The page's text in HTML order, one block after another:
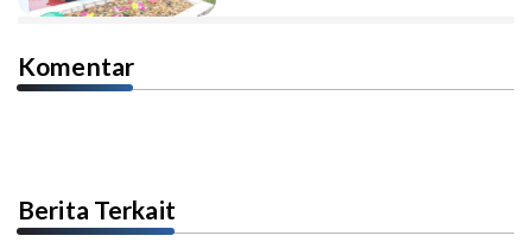
Komentar
Berita Terkait